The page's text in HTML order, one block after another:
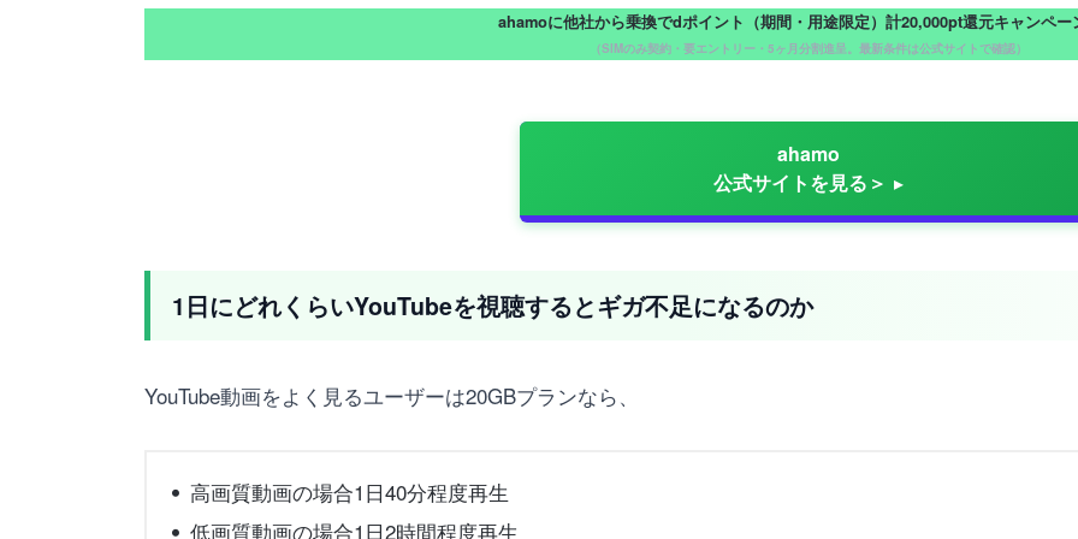
ahamoに他社から乗換でdポイント（期間・用途限定）計20,000pt還元キャンペー
（SIMのみ契約・要エントリー・5ヶ月分割進呈。最新条件は公式サイトで確認）
ahamo
公式サイトを見る＞
1日にどれくらいYouTubeを視聴するとギガ不足になるのか
YouTube動画をよく見るユーザーは20GBプランなら、
高画質動画の場合1日40分程度再生
低画質動画の場合1日2時間程度再生